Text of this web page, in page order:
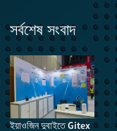
সর্বশেষ সংবাদ
ইয়াওজিন দুবাইতে Gitex